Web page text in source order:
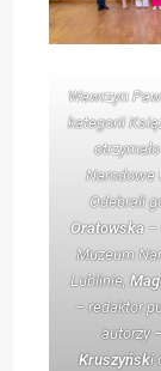
Wawrzyn
kategorii
Narodowe
Odebrali
Oratowska–
Muzeum
Lublinie,
– redaktor
autorzy
Kruszyński